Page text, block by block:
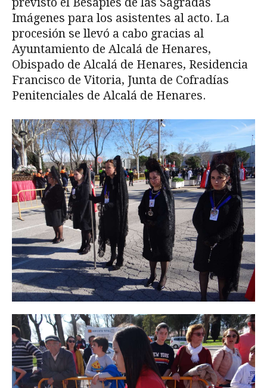
Imágenes para los asistentes al acto. La
procesión se llevó a cabo gracias al
Ayuntamiento de Alcalá de Henares,
Obispado de Alcalá de Henares, Residencia
Francisco de Vitoria, Junta de Cofradías
Penitenciales de Alcalá de Henares.